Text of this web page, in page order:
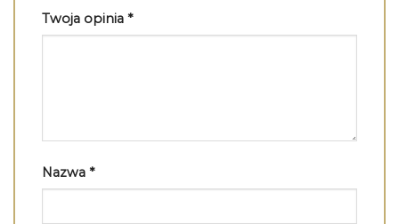
Twoja opinia *
Nazwa *